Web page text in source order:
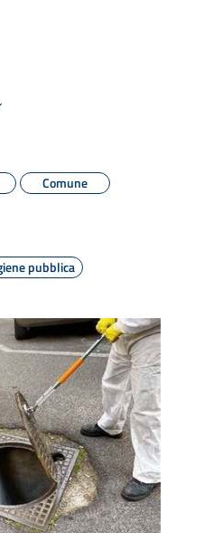
Comune
pubblica